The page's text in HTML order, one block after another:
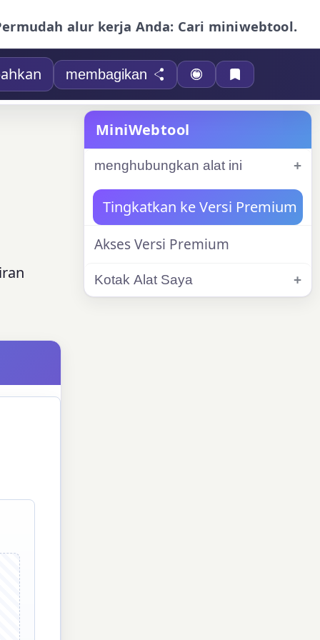
alur kerja Anda: Cari miniwebtool.
membagikan
MiniWebtool
menghubungkan alat ini
Tingkatkan ke Versi Premium
Akses Versi Premium
Kotak Alat Saya